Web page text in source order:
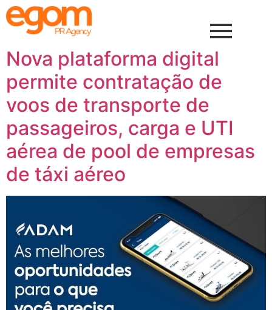
Nova plataforma digital
permite contratação de
voos de transporte de
passageiros, carga e UTI
aérea de pool de empresas
de táxi aéreo